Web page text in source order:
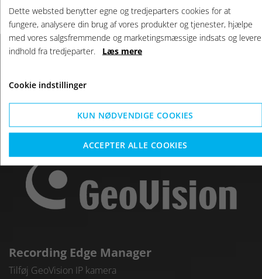
GEOVISION VIDEOOVÅGNING
Mere end 15 års erfaring med installation af
GeoVision
Recording Edge Manager
Tilføj GeoVision IP kamera
Dette websted benytter egne og tredjeparters cookies for at
fungere, analysere din brug af vores produkter og tjenester, hjælpe
med vores salgsfremmende og marketingsmæssige indsats og levere
indhold fra tredjeparter. Læs mere
Cookie indstillinger
KUN NØDVENDIGE COOKIES
ACCEPTER ALLE COOKIES